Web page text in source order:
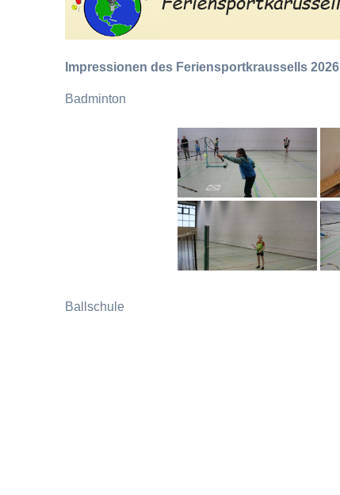
Impressionen des Feriensportkraussells 2026
Badminton
Ballschule